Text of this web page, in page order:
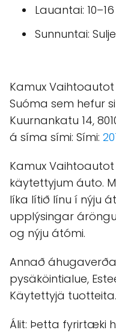
Lauantai: 10–16
Sunnuntai:
Kamux
Suóma sem hefur
Kuurnankatu 14,
á síma sími: Sími:
Kamux
käytettyjum áuto.
líka lítið línu í nýju
upplýsingar
og nýju átómi.
Annað
pysäköintialue,
Käytettyjä tuotteita.
Álit: Þetta fyrirtæki